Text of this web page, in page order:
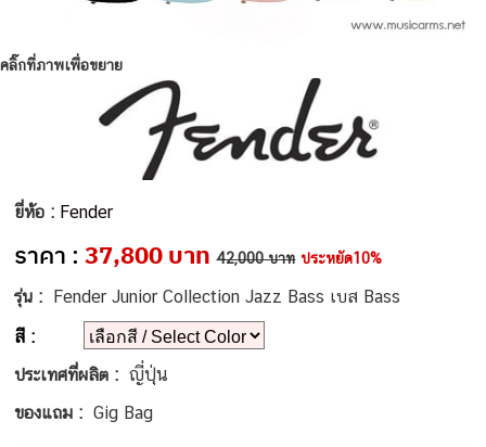
คลิ๊กที่ภาพเพื่อขยาย
ยี่ห้อ : Fender
ราคา :37,800 บาท 42,000 บาท ประหยัด10%
รุ่น :
Fender Junior Collection Jazz Bass เบส Bass
สี :
ประเทศที่ผลิต :ญี่ปุ่น
ของแถม :Gig Bag